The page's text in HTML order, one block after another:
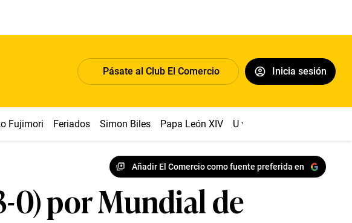
Pásate al Club El Comercio Inicia sesión
Fujimori Feriados Simon Biles Papa León XIV U vs Cristal
Añadir El Comercio como fuente preferida en
0) por Mundial de